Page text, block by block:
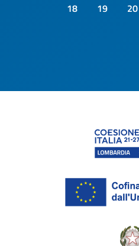
18
19 20